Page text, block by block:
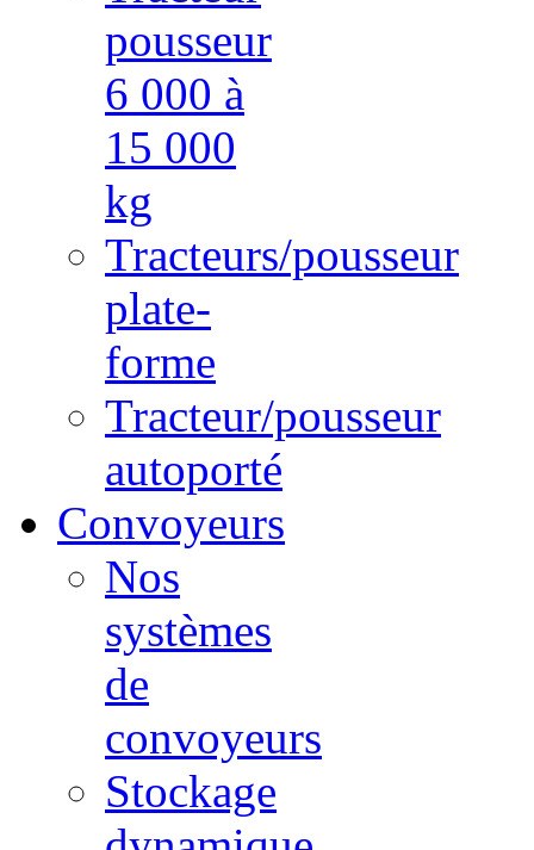
pousseur
6 000 à
15 000
kg
Tracteurs/pousseur
plate-
forme
Tracteur/pousseur
autoporté
Convoyeurs
Nos
systèmes
de
convoyeurs
Stockage